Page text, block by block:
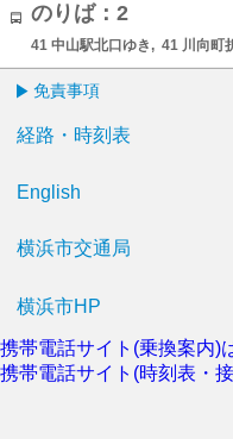
のりば：2
41 中山駅北口ゆき, 41 川向町
免責事項
経路・時刻表
English
横浜市交通局
横浜市HP
携帯電話サイト(乗換案内)
携帯電話サイト(時刻表・